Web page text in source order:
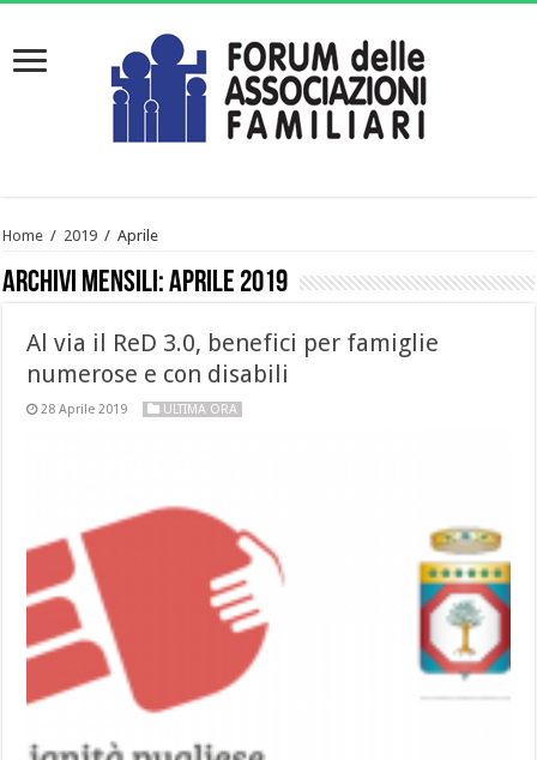
Home / 2019 / Aprile
Archivi mensili:Aprile 2019
Al via il ReD 3.0, benefici per famiglie
numerose e con disabili
28 Aprile 2019 ULTIMA ORA